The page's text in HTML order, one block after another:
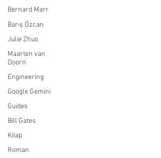
Bernard Marr
Barış Özcan
Julie Zhuo
Maarten van
Doorn
Engineering
Google Gemini
Guides
Bill Gates
Kitap
Roman